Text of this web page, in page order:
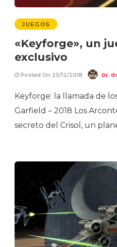
JUEGOS
«Keyforge», un
exclusivo
Posted On 25/12/2018 Dr.
Keyforge: la llamada de
Garfield – 2018 Los
secreto del Crisol, un